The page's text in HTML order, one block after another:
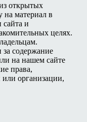
открытых
материал в
сайта и
целях.
за содержание
на нашем сайте
права,
организации,